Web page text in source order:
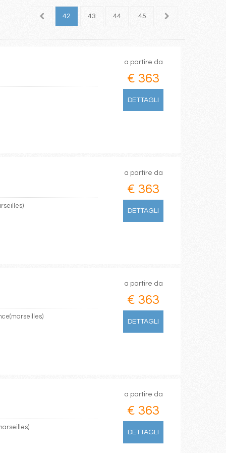
41 42 43 44 45 46
a partire da
€ 363
DETTAGLI
a partire da
€ 363
DETTAGLI
a partire da
€ 363
DETTAGLI
a partire da
€ 363
DETTAGLI